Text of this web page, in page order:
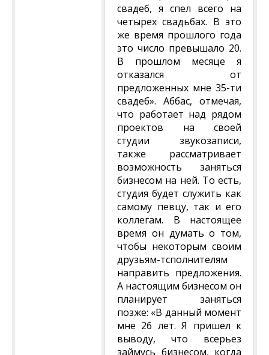
свадеб, я спел всего на
четырех свадьбах. В это
же время прошлого года
это число превышало 20.
В прошлом месяце я
отказался от
предложенных мне 35-ти
свадеб». Аббас, отмечая,
что работает над рядом
проектов на своей
студии звукозаписи,
также рассматривает
возможность заняться
бизнесом на ней. То есть,
студия будет служить как
самому певцу, так и его
коллегам. В настоящее
время он думать о том,
чтобы некоторым своим
друзьям-тсполнителям
направить предложения.
А настоящим бизнесом он
планирует заняться
позже: «В данный момент
мне 26 лет. Я пришел к
выводу, что всерьез
займусь бизнесом, когда